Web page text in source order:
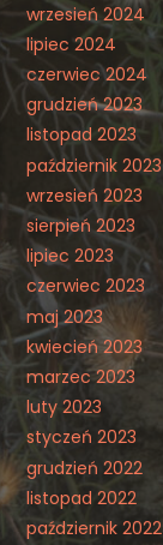
wrzesień 2024
lipiec 2024
czerwiec 2024
grudzień 2023
listopad 2023
październik 2023
wrzesień 2023
sierpień 2023
lipiec 2023
czerwiec 2023
maj 2023
kwiecień 2023
marzec 2023
luty 2023
styczeń 2023
grudzień 2022
listopad 2022
październik 2022